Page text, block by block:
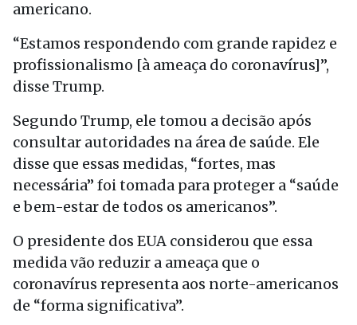
americano.
“Estamos respondendo com grande rapidez e
profissionalismo [à ameaça do coronavírus]”,
disse Trump.
Segundo Trump, ele tomou a decisão após
consultar autoridades na área de saúde. Ele
disse que essas medidas, “fortes, mas
necessária” foi tomada para proteger a “saúde
e bem-estar de todos os americanos”.
O presidente dos EUA considerou que essa
medida vão reduzir a ameaça que o
coronavírus representa aos norte-americanos
de “forma significativa”.